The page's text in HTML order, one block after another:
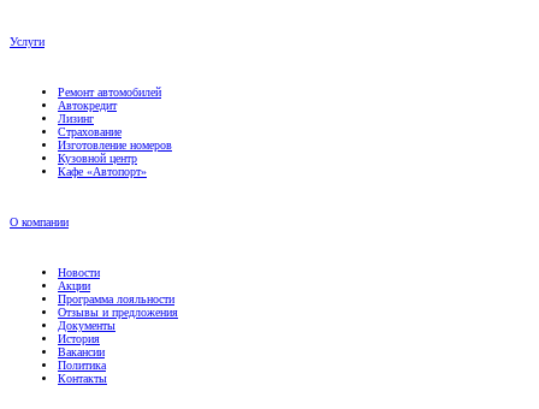
Услуги
Ремонт автомобилей
Автокредит
Лизинг
Страхование
Изготовление номеров
Кузовной центр
Кафе «Автопорт»
О компании
Новости
Акции
Программа лояльности
Отзывы и предложения
Документы
История
Вакансии
Политика
Контакты